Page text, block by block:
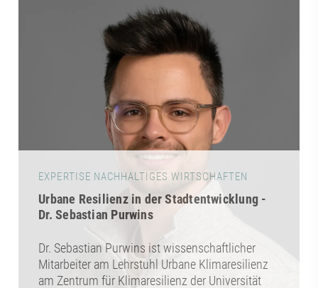
EXPERTISE NACHHALTIGES WIRTSCHAFTEN
Urbane Resilienz in der Stadtentwicklung -
Dr. Sebastian Purwins
Dr. Sebastian Purwins ist wissenschaftlicher
Mitarbeiter am Lehrstuhl Urbane Klimaresilienz
am Zentrum für Klimaresilienz der Universität